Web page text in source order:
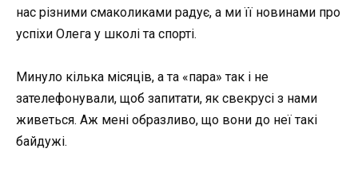
нас різними смаколиками радує, а ми її новинами про
успіхи Олега у школі та спорті.
Минуло кілька місяців, а та «пара» так і не
зателефонували, щоб запитати, як свекрусі з нами
живеться. Аж мені образливо, що вони до неї такі
байдужі.